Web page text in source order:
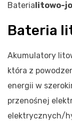
Bateria litowo-
Bateria
Akumulatory
która z
energii w
przenośnej
elektrycznych/